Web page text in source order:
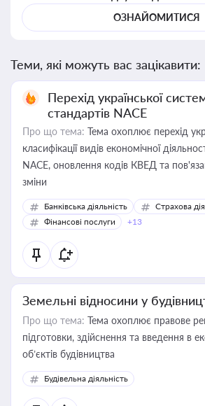
ОЗНАЙОМИТИСЯ
Теми, які можуть вас зацікавити:
Перехід української
стандартів NACE
Про що тема: Тема охоплює перехід
класифікації видів економічної
NACE, оновлення кодів КВЕД та
зміни
Банківська діяльність
Страхова
Фінансові послуги
+13
Земельні відносини у
Про що тема: Тема охоплює правове
підготовки, здійснення та введення в
об’єктів будівництва
Будівельна діяльність